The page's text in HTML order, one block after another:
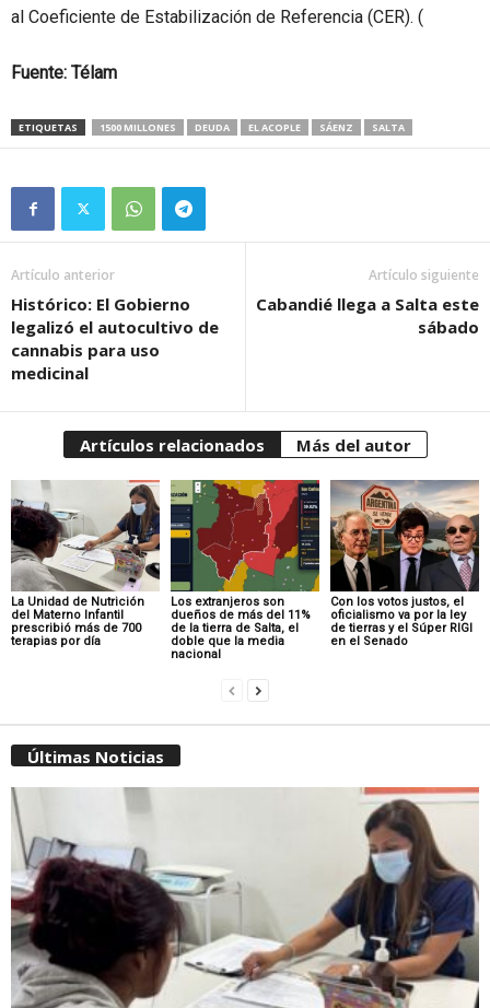
al Coeficiente de Estabilización de Referencia (CER). (
Fuente: Télam
ETIQUETAS 1500 MILLONES DEUDA EL ACOPLE SÁENZ SALTA
Artículo anterior
Histórico: El Gobierno
legalizó el autocultivo de
cannabis para uso
medicinal
Artículo siguiente
Cabandié llega a Salta este
sábado
Artículos relacionados Más del autor
La Unidad de Nutrición
del Materno Infantil
prescribió más de 700
terapias por día
Los extranjeros son
dueños de más del 11%
de la tierra de Salta, el
doble que la media
nacional
Con los votos justos, el
oficialismo va por la ley
de tierras y el Súper RIGI
en el Senado
Últimas Noticias